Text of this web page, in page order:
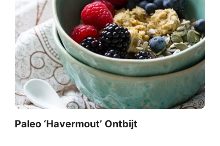
Paleo ‘Havermout’ Ontbijt